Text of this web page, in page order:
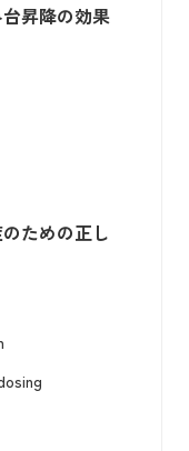
昇降の効果
ための正し